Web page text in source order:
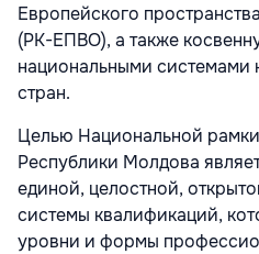
Европейского
(РК-ЕПВО), а также
национальными системами
стран.
Целью Национальной
Республики Молдова
единой, целостной,
системы квалификаций,
уровни и формы